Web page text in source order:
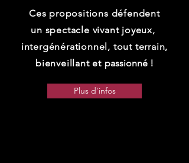
Ces propositions défendent
un spectacle vivant joyeux,
intergénérationnel, tout terrain,
bienveillant et passionné !
Plus d'infos